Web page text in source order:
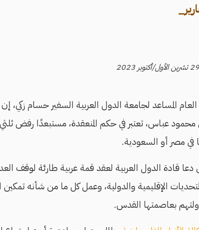
المساعد لجامعة الدول العربية السفير حسام زكي، إن
محمود عباس، تعتبر في حكم المنعقدة، مستبعدًا رفض
في مصر أو السعودية.
قادة الدول العربية لعقد قمة عربية طارئة لوقف
الإقليمية والدولية، وعمل كل ما من شأنه تمكين
بعاصمتها القدس.